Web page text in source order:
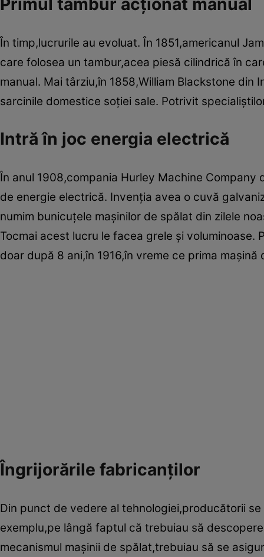
Primul tambur acţionat manual
În timp,lucrurile au evoluat. În 1851,americanul
care folosea un tambur,acea piesă cilindrică în
manual. Mai târziu,în 1858,William Blackstone
sarcinile domestice soţiei sale. Potrivit
Intră în joc energia electrică
În anul 1908,compania Hurley Machine
de energie electrică. Invenţia avea o cuvă
numim bunicuţele maş­inilor de spălat din zilele
Tocmai acest lucru le facea grele ş­i
doar după 8 ani,în 1916,în vreme ce prima
Îngrijorările fabricanţilor
Din punct de vedere al tehnologiei,producătorii
exemplu,pe lângă faptul că trebuiau să
mecanismul ma­şinii de spălat,trebuiau să se